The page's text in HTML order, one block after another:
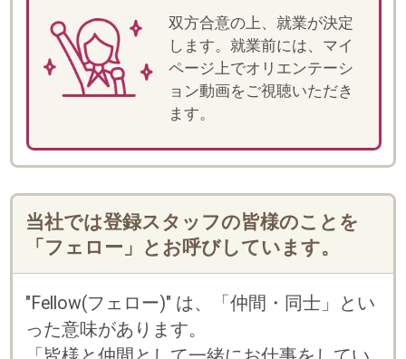
利用規約・ 個人情報の取扱いに
ア」のいずれかのサービスにご登録済みの方は、
お持ちのログインID(メールアドレスかフェロー
コード)とパスワードをご利用いただけます。